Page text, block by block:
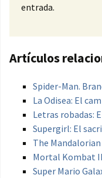
entrada.
Artículos
Spider-Man.
La Odisea: El
Letras robadas:
Supergirl: El
The
Mortal Kombat
Super Mario